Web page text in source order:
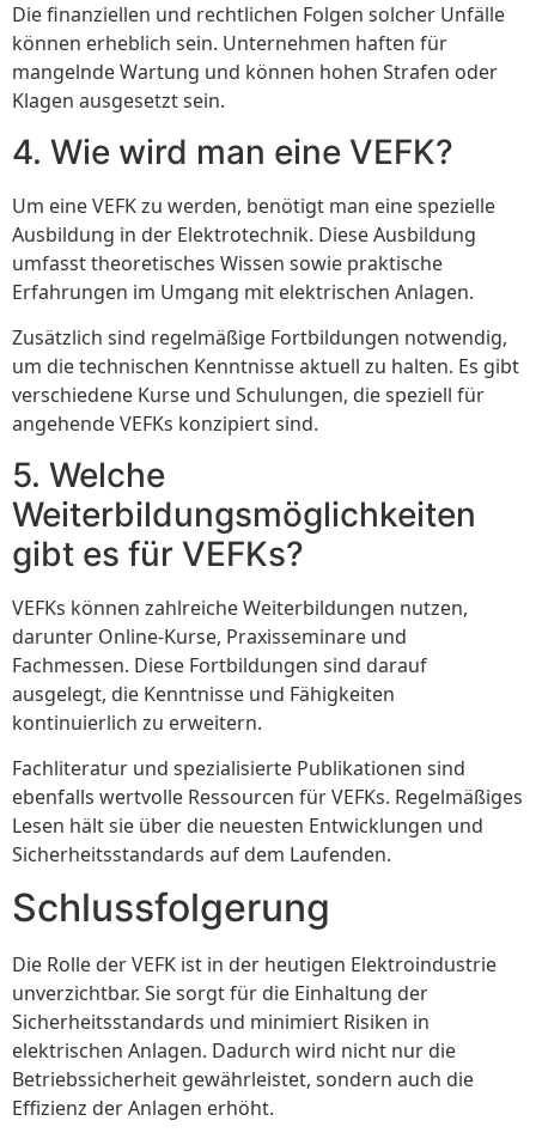
Die finanziellen und rechtlichen Folgen solcher Unfälle
können erheblich sein. Unternehmen haften für
mangelnde Wartung und können hohen Strafen oder
Klagen ausgesetzt sein.
4. Wie wird man eine VEFK?
Um eine VEFK zu werden, benötigt man eine spezielle
Ausbildung in der Elektrotechnik. Diese Ausbildung
umfasst theoretisches Wissen sowie praktische
Erfahrungen im Umgang mit elektrischen Anlagen.
Zusätzlich sind regelmäßige Fortbildungen notwendig,
um die technischen Kenntnisse aktuell zu halten. Es gibt
verschiedene Kurse und Schulungen, die speziell für
angehende VEFKs konzipiert sind.
5. Welche
Weiterbildungsmöglichkeiten
gibt es für VEFKs?
VEFKs können zahlreiche Weiterbildungen nutzen,
darunter Online-Kurse, Praxisseminare und
Fachmessen. Diese Fortbildungen sind darauf
ausgelegt, die Kenntnisse und Fähigkeiten
kontinuierlich zu erweitern.
Fachliteratur und spezialisierte Publikationen sind
ebenfalls wertvolle Ressourcen für VEFKs. Regelmäßiges
Lesen hält sie über die neuesten Entwicklungen und
Sicherheitsstandards auf dem Laufenden.
Schlussfolgerung
Die Rolle der VEFK ist in der heutigen Elektroindustrie
unverzichtbar. Sie sorgt für die Einhaltung der
Sicherheitsstandards und minimiert Risiken in
elektrischen Anlagen. Dadurch wird nicht nur die
Betriebssicherheit gewährleistet, sondern auch die
Effizienz der Anlagen erhöht.